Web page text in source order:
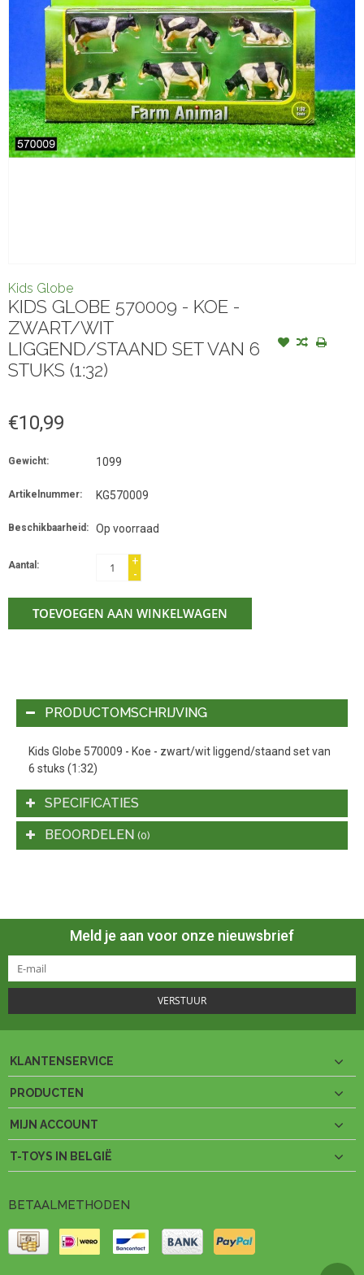
Kids Globe
KIDS GLOBE 570009 - KOE -
ZWART/WIT
LIGGEND/STAAND SET VAN 6
STUKS (1:32)
€10,99
Gewicht: 1099
Artikelnummer: KG570009
Beschikbaarheid: Op voorraad
Aantal:
+
-
TOEVOEGEN AAN WINKELWAGEN
PRODUCTOMSCHRIJVING
Kids Globe 570009 - Koe - zwart/wit liggend/staand set van
6 stuks (1:32)
SPECIFICATIES
BEOORDELEN (0)
Meld je aan voor onze nieuwsbrief
VERSTUUR
KLANTENSERVICE
PRODUCTEN
MIJN ACCOUNT
T-TOYS IN BELGIË
BETAALMETHODEN